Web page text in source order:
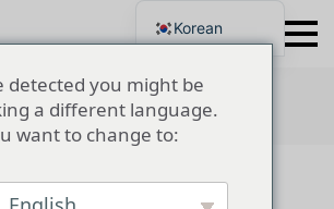
생산용 2차 멤브레인 재료
detected you might be
a different language.
want to change to:
Korean
Japanese
Portuguese
French
German
Russian
Polish